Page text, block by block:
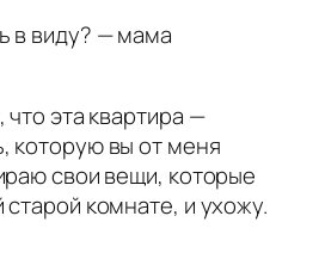
в виду? — мама
эта квартира —
которую вы от меня
свои вещи, которые
комнате, и ухожу.